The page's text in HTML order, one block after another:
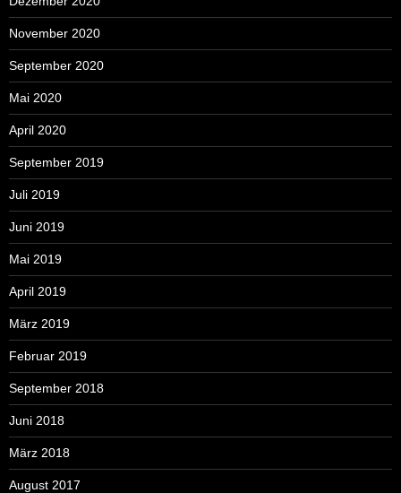
November 2020
September 2020
Mai 2020
April 2020
September 2019
Juli 2019
Juni 2019
Mai 2019
April 2019
März 2019
Februar 2019
September 2018
Juni 2018
März 2018
August 2017